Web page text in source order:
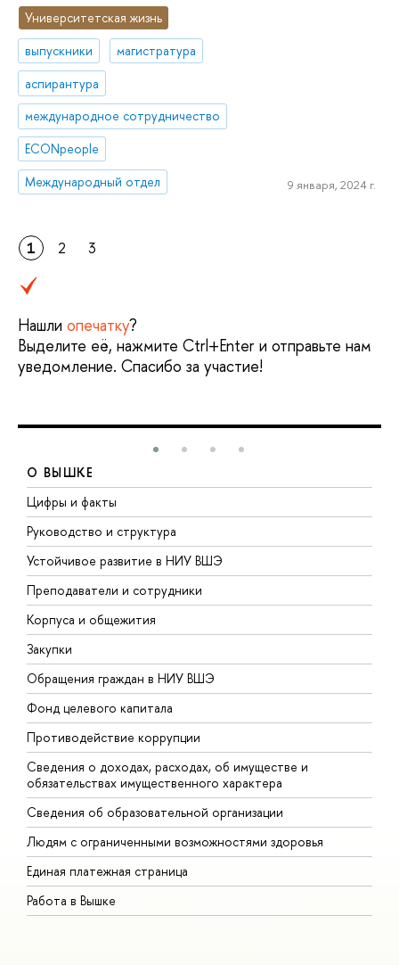
Университетская жизнь
выпускники
магистратура
аспирантура
международное сотрудничество
ECONpeople
Международный отдел
9 января, 2024 г.
1 2 3
Нашли опечатку?
Выделите её, нажмите Ctrl+Enter и отправьте нам
уведомление. Спасибо за участие!
О ВЫШКЕ
Цифры и факты
Руководство и структура
Устойчивое развитие в НИУ ВШЭ
Преподаватели и сотрудники
Корпуса и общежития
Закупки
Обращения граждан в НИУ ВШЭ
Фонд целевого капитала
Противодействие коррупции
Сведения о доходах, расходах, об имуществе и
обязательствах имущественного характера
Сведения об образовательной организации
Людям с ограниченными возможностями здоровья
Единая платежная страница
Работа в Вышке